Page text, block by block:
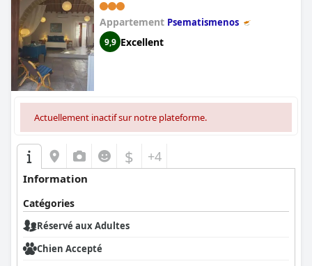
Appartement Psematismenos
9,9 Excellent
Actuellement inactif sur notre plateforme.
$ +4
Information
Catégories
Réservé aux Adultes
Chien Accepté